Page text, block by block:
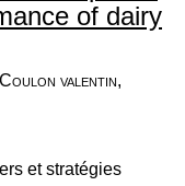
of dairy
valentin,
et stratégies